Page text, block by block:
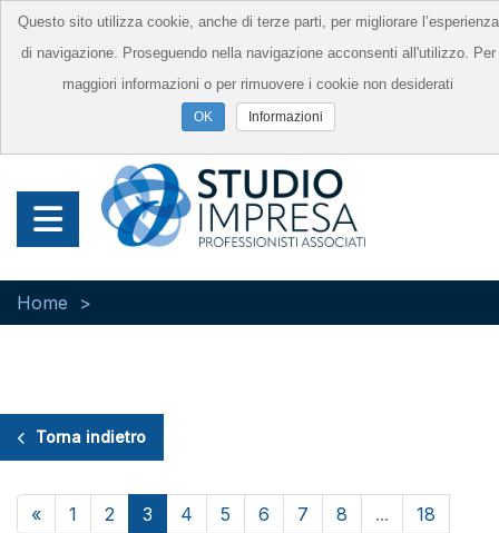
Home
Torna indietro
« 1 2 3 4 5 6 7 8 ...
18
Questo sito utilizza cookie, anche di terze parti, per migliorare l’esperienza
di navigazione. Proseguendo nella navigazione acconsenti all'utilizzo. Per
maggiori informazioni o per rimuovere i cookie non desiderati
Informazioni